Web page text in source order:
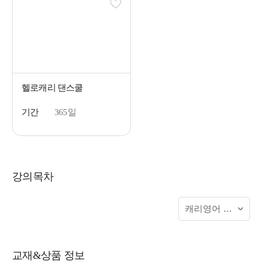
헬로캐리 댄스쿨
기간 365일
강의목차
교재&상품 정보